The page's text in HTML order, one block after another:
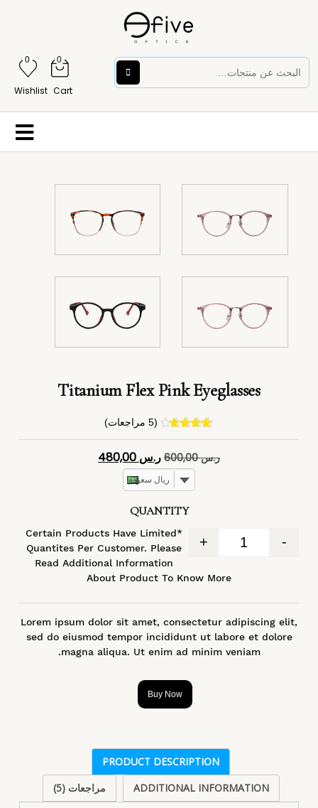
0
Cart
0
Wishlist
Titanium Flex Pink Eyeglasses
تم التقييم
5 بناءً على
تقييم
4
عملاء
(
5 مراجعات)
ر.س600,00 ر.س
ريال سعودي
QUANTITY
-
+
*Certain Products Have Limited
Quantites Per Customer. Please
Read Additional Information
About Product To Know More
Lorem ipsum dolor sit amet, consectetur adipiscing elit,
sed do eiusmod tempor incididunt ut labore et dolore
magna aliqua. Ut enim ad minim veniam.
Buy Now
PRODUCT DESCRIPTION
ADDITIONAL INFORMATION
مراجعات (5)